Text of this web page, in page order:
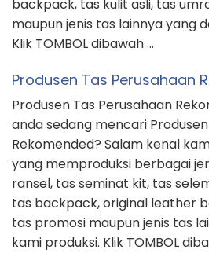
backpack, tas kulit asli, tas
maupun jenis tas lainnya yang
Klik TOMBOL dibawah …
Produsen Tas Perusahaan
Produsen Tas Perusahaan
anda sedang mencari
Rekomended? Salam kenal
yang memproduksi berbagai
ransel, tas seminat kit, tas
tas backpack, original leather
tas promosi maupun jenis tas
kami produksi. Klik TOMBOL